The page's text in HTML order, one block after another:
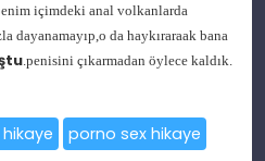
içimdeki anal volkanlarda
dayanamayıp,o da haykıraraak bana
.penisini çıkarmadan öylece kaldık.
porno sex hikaye